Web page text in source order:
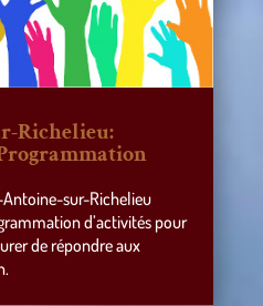
Richelieu:
sur-Richelieu
d’activités pour
de répondre aux